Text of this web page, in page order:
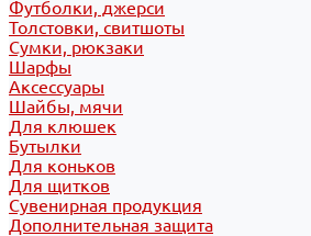
Футболки, джерси
Толстовки, свитшоты
Сумки, рюкзаки
Шарфы
Аксессуары
Шайбы, мячи
Для клюшек
Бутылки
Для коньков
Для щитков
Сувенирная продукция
Дополнительная защита